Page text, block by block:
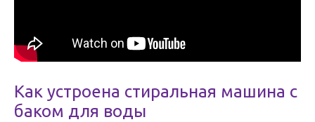
Как устроена стиральная машина с
баком для воды